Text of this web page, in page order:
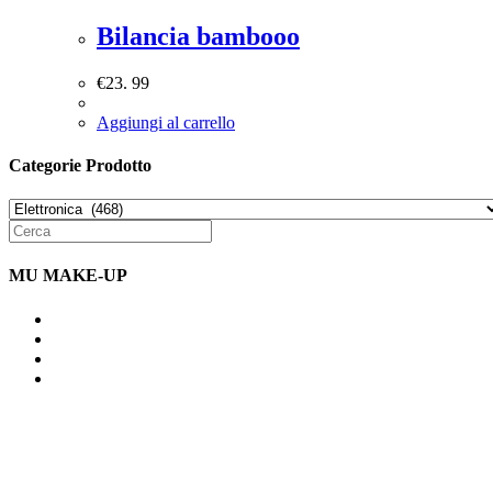
Bilancia bambooo
€23. 99
Aggiungi al carrello
Categorie Prodotto
MU MAKE-UP